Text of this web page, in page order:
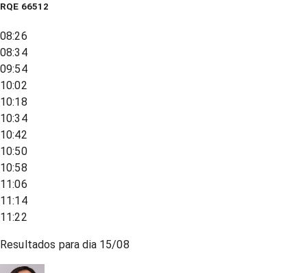
RQE 66512
08:26
08:34
09:54
10:02
10:18
10:34
10:42
10:50
10:58
11:06
11:14
11:22
Resultados para dia 15/08